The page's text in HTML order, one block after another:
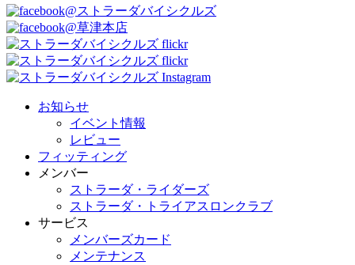
@ストラーダバイシクルズ
@草津本店
お知らせ
イベント情報
レビュー
フィッティング
メンバー
ストラーダ・ライダーズ
ストラーダ・トライアスロンクラブ
サービス
メンバーズカード
メンテナンス